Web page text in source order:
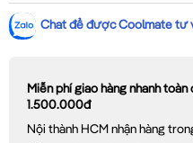
Chat để được Coolmate tư
Miễn phí giao hàng nhanh
1.500.000đ
Nội thành HCM nhận hàng